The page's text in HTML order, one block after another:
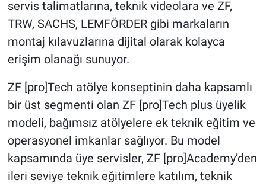
servis talimatlarına, teknik videolara ve ZF,
TRW, SACHS, LEMFÖRDER gibi markaların
montaj kılavuzlarına dijital olarak kolayca
erişim olanağı sunuyor.
ZF [pro]Tech atölye konseptinin daha kapsamlı
bir üst segmenti olan ZF [pro]Tech plus üyelik
modeli, bağımsız atölyelere ek teknik eğitim ve
operasyonel imkanlar sağlıyor. Bu model
kapsamında üye servisler, ZF [pro]Academy’den
ileri seviye teknik eğitimlere katılım, teknik